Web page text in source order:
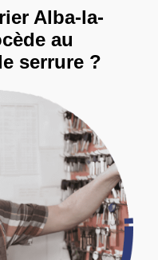
Alba-la-
au
serrure ?